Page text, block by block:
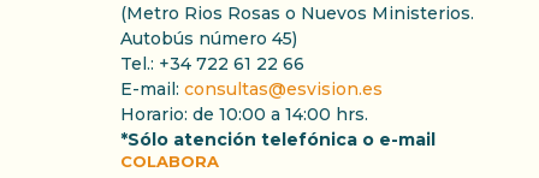
(Metro Rios Rosas o Nuevos Ministerios.
Autobús número 45)
Tel.: +34 722 61 22 66
E-mail: consultas@esvision.es
Horario: de 10:00 a 14:00 hrs.
*Sólo atención telefónica o e-mail
COLABORA